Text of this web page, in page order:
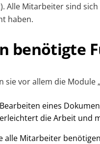
Alle Mitarbeiter sind sich
haben.
benötigte
sie vor allem die Module
eines
die Arbeit und
alle Mitarbeiter